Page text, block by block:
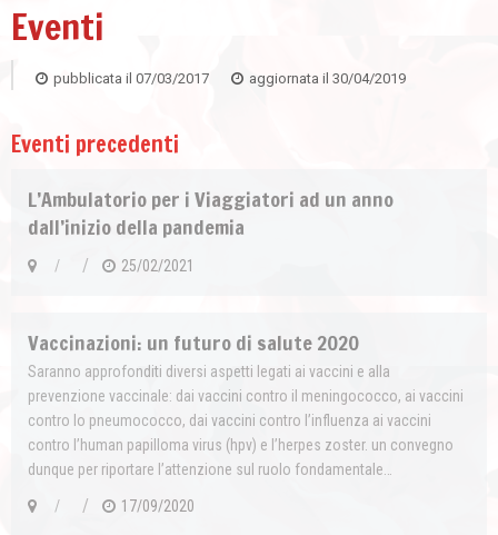
Eventi
pubblicata il 07/03/2017 aggiornata il 30/04/2019
Eventi precedenti
L’Ambulatorio per i Viaggiatori ad un anno
dall’inizio della pandemia
/ / 25/02/2021
Vaccinazioni: un futuro di salute 2020
Saranno approfonditi diversi aspetti legati ai vaccini e alla
prevenzione vaccinale: dai vaccini contro il meningococco, ai vaccini
contro lo pneumococco, dai vaccini contro l’influenza ai vaccini
contro l’human papilloma virus (hpv) e l’herpes zoster. un convegno
dunque per riportare l’attenzione sul ruolo fondamentale…
/ / 17/09/2020